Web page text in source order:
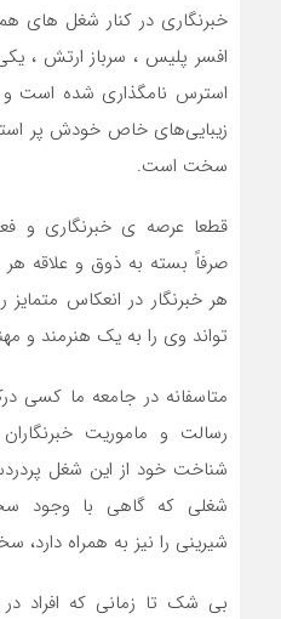
خبرنگاری در کنار شغل های
استرس نامگذاری شده است و
زیبایی‌های خاص خودش پر
سخت است.
قطعا عرصه ی خبرنگاری و
صرفاً بسته به ذوق و علاقه
هر خبرنگار در انعکاس
تواند وی را به یک هنرمند و
متاسفانه در جامعه ما
رسالت و ماموریت
شناخت خود از این شغل
شغلی که گاهی با وجود
شیرینی را نیز به همراه دارد،
بی شک تا زمانی که افراد در